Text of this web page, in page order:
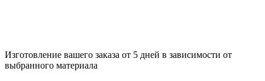
Изготовление вашего заказа от 5 дней в зависимости от
выбранного материала